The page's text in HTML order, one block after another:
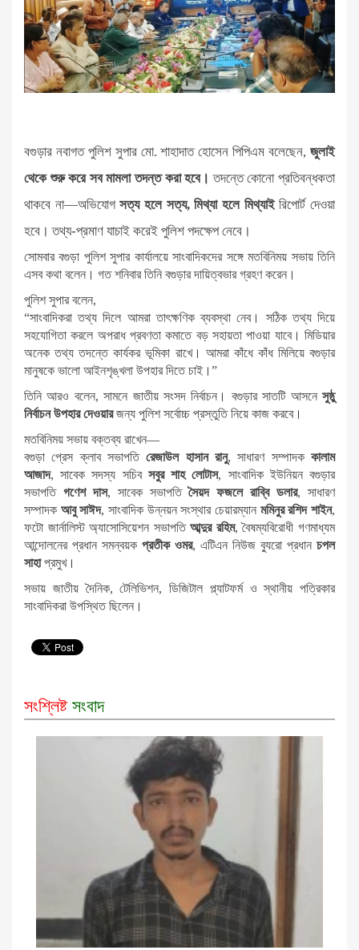
বগুড়ার নবাগত পুলিশ সুপার মো. শাহাদাত হোসেন পিপিএম বলেছেন, জুলাই
থেকে শুরু করে সব মামলা তদন্ত করা হবে। তদন্তে কোনো প্রতিবন্ধকতা
থাকবে না—অভিযোগসত্য হলে সত্য, মিথ্যা হলে মিথ্যাইরিপোর্ট দেওয়া
হবে। তথ্য-প্রমাণ যাচাই করেই পুলিশ পদক্ষেপ নেবে।
সোমবার বগুড়া পুলিশ সুপার কার্যালয়ে সাংবাদিকদের সঙ্গে মতবিনিময় সভায় তিনি
এসব কথা বলেন। গত শনিবার তিনি বগুড়ার দায়িত্বভার গ্রহণ করেন।
পুলিশ সুপার বলেন,
“সাংবাদিকরা তথ্য দিলে আমরা তাৎক্ষণিক ব্যবস্থা নেব। সঠিক তথ্য দিয়ে
সহযোগিতা করলে অপরাধ প্রবণতা কমাতে বড় সহায়তা পাওয়া যাবে। মিডিয়ার
অনেক তথ্য তদন্তে কার্যকর ভূমিকা রাখে। আমরা কাঁধে কাঁধ মিলিয়ে বগুড়ার
মানুষকে ভালো আইনশৃঙ্খলা উপহার দিতে চাই।”
তিনি আরও বলেন, সামনে জাতীয় সংসদ নির্বাচন। বগুড়ার সাতটি আসনে সুষ্ঠু
নির্বাচন উপহার দেওয়ারজন্য পুলিশ সর্বোচ্চ প্রস্তুতি নিয়ে কাজ করবে।
মতবিনিময় সভায় বক্তব্য রাখেন—
বগুড়া প্রেস ক্লাব সভাপতিরেজাউল হাসান রানু, সাধারণ সম্পাদককালাম
আজাদ, সাবেক সদস্য সচিব সবুর শাহ লোটাস, সাংবাদিক ইউনিয়ন বগুড়ার
সভাপতি গণেশ দাস, সাবেক সভাপতিসৈয়দ ফজলে রাব্বি ডলার, সাধারণ
সম্পাদক আবু সাঈদ, সাংবাদিক উন্নয়ন সংস্থার চেয়ারম্যান মমিনুর রশিদ শাইন,
ফটো জার্নালিস্ট অ্যাসোসিয়েশন সভাপতিআব্দুর রহিম, বৈষম্যবিরোধী গণমাধ্যম
আন্দোলনের প্রধান সমন্বয়ক প্রতীক ওমর, এটিএন নিউজ ব্যুরো প্রধান চপল
সাহাপ্রমুখ।
সভায় জাতীয় দৈনিক, টেলিভিশন, ডিজিটাল প্ল্যাটফর্ম ও স্থানীয় পত্রিকার
সাংবাদিকরা উপস্থিত ছিলেন।
সংশ্লিষ্ট সংবাদ